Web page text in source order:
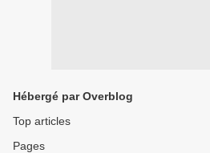
Hébergé par Overblog
Top articles
Pages